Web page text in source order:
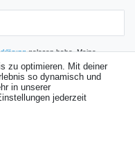
gelesen habe. Meine
zu optimieren. Mit deiner
so dynamisch und
in unserer
jederzeit